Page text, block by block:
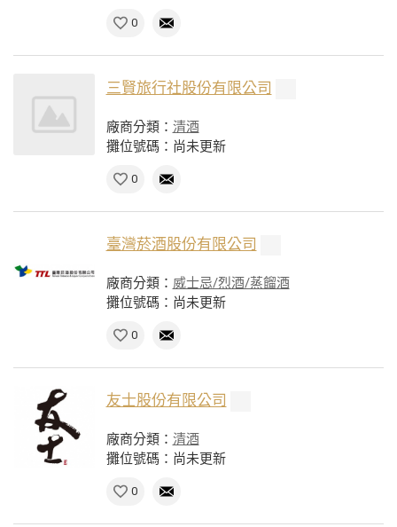
0
三賢旅行社股份有限公司
廠商分類： 清酒
攤位號碼：尚未更新
0
臺灣菸酒股份有限公司
廠商分類： 威士忌/烈酒/蒸餾酒
攤位號碼：尚未更新
0
友士股份有限公司
廠商分類： 清酒
攤位號碼：尚未更新
0